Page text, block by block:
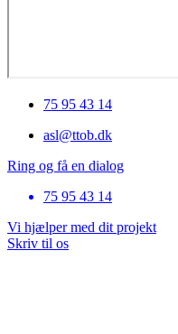
75 95 43 14
asl@ttob.dk
Ring og få en dialog
75 95 43 14
Vi hjælper med dit projekt
Skriv til os